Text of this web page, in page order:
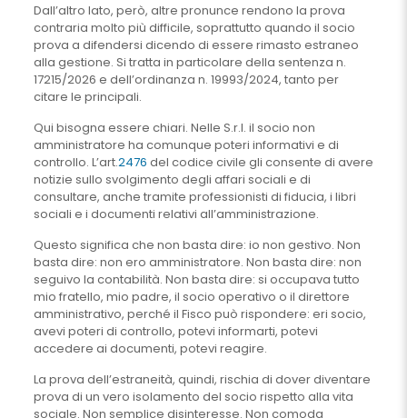
Dall’altro lato, però, altre pronunce rendono la prova
contraria molto più difficile, soprattutto quando il socio
prova a difendersi dicendo di essere rimasto estraneo
alla gestione. Si tratta in particolare della sentenza n.
17215/2026 e dell’ordinanza n. 19993/2024, tanto per
citare le principali.
Qui bisogna essere chiari. Nelle S.r.l. il socio non
amministratore ha comunque poteri informativi e di
controllo. L’art.2476 del codice civile gli consente di avere
notizie sullo svolgimento degli affari sociali e di
consultare, anche tramite professionisti di fiducia, i libri
sociali e i documenti relativi all’amministrazione.
Questo significa che non basta dire: io non gestivo. Non
basta dire: non ero amministratore. Non basta dire: non
seguivo la contabilità. Non basta dire: si occupava tutto
mio fratello, mio padre, il socio operativo o il direttore
amministrativo, perché il Fisco può rispondere: eri socio,
avevi poteri di controllo, potevi informarti, potevi
accedere ai documenti, potevi reagire.
La prova dell’estraneità, quindi, rischia di dover diventare
prova di un vero isolamento del socio rispetto alla vita
sociale. Non semplice disinteresse. Non comoda